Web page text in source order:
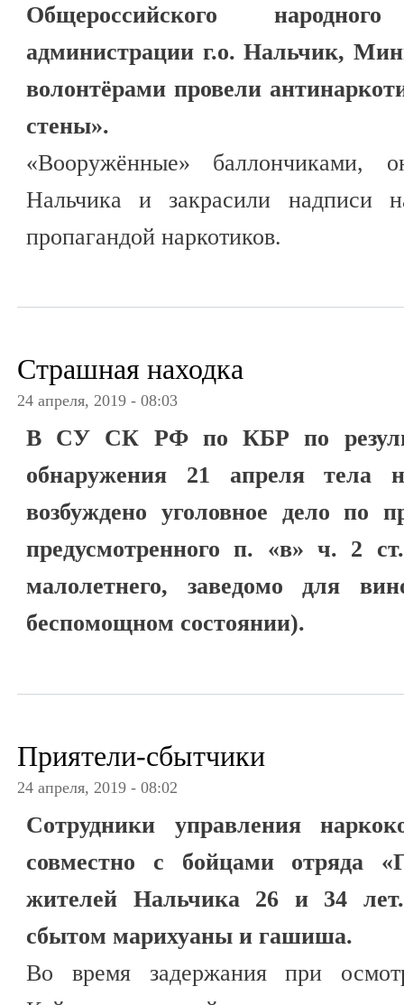
Общероссийского
администрации г.о. Нальчик,
волонтёрами провели
стены».
«Вооружённые»
Нальчика и закрасили надписи
пропагандой наркотиков.
Страшная находка
24 апреля, 2019 - 08:03
В СУ СК РФ по КБР по
обнаружения 21 апреля тела
возбуждено уголовное дело по
предусмотренного п. «в» ч. 2
малолетнего, заведомо для
беспомощном состоянии).
Приятели-сбытчики
24 апреля, 2019 - 08:02
Сотрудники управления
совместно с бойцами отряда
жителей Нальчика 26 и 34
сбытом марихуаны и гашиша.
Во время задержания при